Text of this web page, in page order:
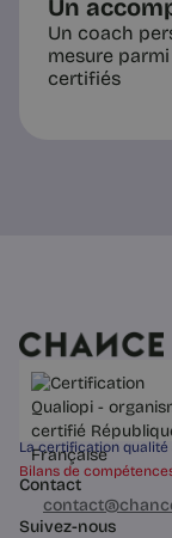
Un
Un coach
mesure
certifiés
La certification qualité
Bilans de
Contact
03 60 84 01 14
Suivez-nous